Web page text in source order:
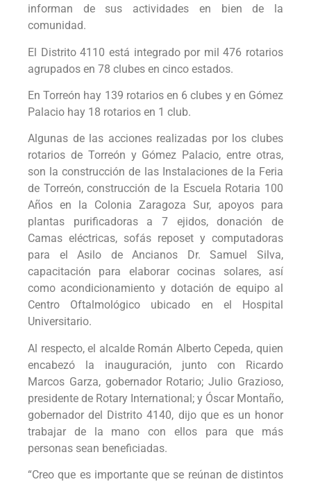
informan de sus actividades en bien de la
comunidad.
El Distrito 4110 está integrado por mil 476 rotarios
agrupados en 78 clubes en cinco estados.
En Torreón hay 139 rotarios en 6 clubes y en Gómez
Palacio hay 18 rotarios en 1 club.
Algunas de las acciones realizadas por los clubes
rotarios de Torreón y Gómez Palacio, entre otras,
son la construcción de las Instalaciones de la Feria
de Torreón, construcción de la Escuela Rotaria 100
Años en la Colonia Zaragoza Sur, apoyos para
plantas purificadoras a 7 ejidos, donación de
Camas eléctricas, sofás reposet y computadoras
para el Asilo de Ancianos Dr. Samuel Silva,
capacitación para elaborar cocinas solares, así
como acondicionamiento y dotación de equipo al
Centro Oftalmológico ubicado en el Hospital
Universitario.
Al respecto, el alcalde Román Alberto Cepeda, quien
encabezó la inauguración, junto con Ricardo
Marcos Garza, gobernador Rotario; Julio Grazioso,
presidente de Rotary International; y Óscar Montaño,
gobernador del Distrito 4140, dijo que es un honor
trabajar de la mano con ellos para que más
personas sean beneficiadas.
“Creo que es importante que se reúnan de distintos